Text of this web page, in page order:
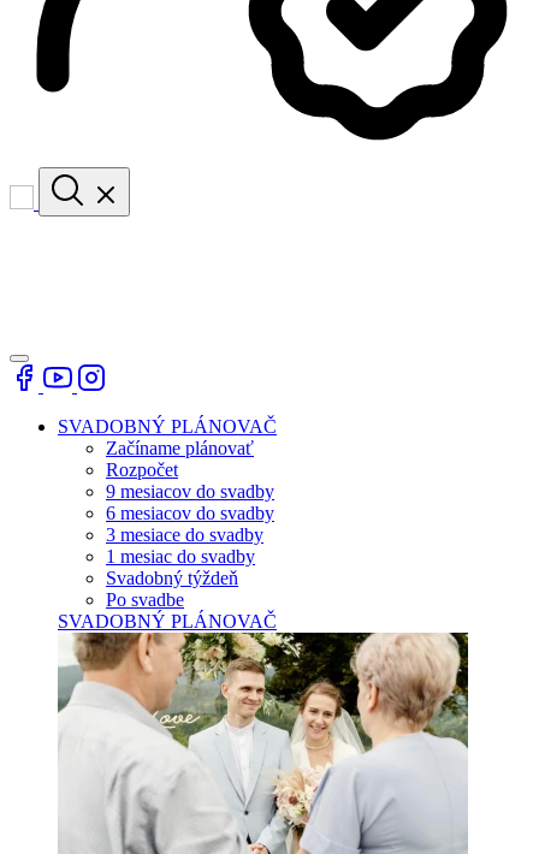
SVADOBNÝ PLÁNOVAČ
Začíname plánovať
Rozpočet
9 mesiacov do svadby
6 mesiacov do svadby
3 mesiace do svadby
1 mesiac do svadby
Svadobný týždeň
Po svadbe
SVADOBNÝ PLÁNOVAČ